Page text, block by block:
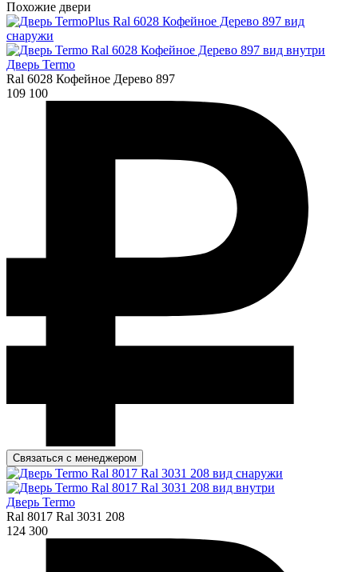
Похожие двери
Дверь Termo
Ral 6028 Кофейное Дерево 897
109 100
Связаться с менеджером
Дверь Termo
Ral 8017 Ral 3031 208
124 300